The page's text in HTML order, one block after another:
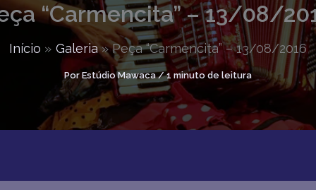
“Carmencita” – 13/08/
Início Galeria Peça “Carmencita” – 13/08/2016
Por Estúdio Mawaca/1 minuto de leitura